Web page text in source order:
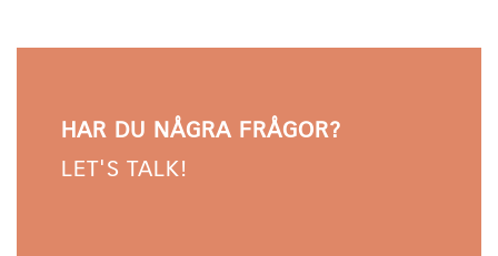
HAR DU NÅGRA FRÅGOR?
LET'S TALK!